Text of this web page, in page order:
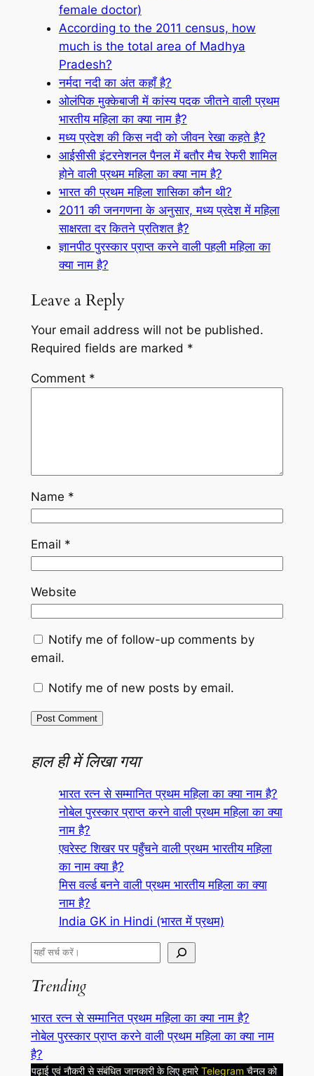
female doctor)
According to the 2011 census, how
much is the total area of Madhya
Pradesh?
नर्मदा नदी का अंत कहाँ है?
ओलंपिक मुक्केबाजी में कांस्य पदक जीतने वाली प्रथम
भारतीय महिला का क्या नाम है?
मध्य प्रदेश की किस नदी को जीवन रेखा कहते है?
आईसीसी इंटरनेशनल पैनल में बतौर मैच रेफरी शामिल
होने वाली प्रथम महिला का क्या नाम है?
भारत की प्रथम महिला शासिका कौन थी?
2011 की जनगणना के अनुसार, मध्य प्रदेश में महिला
साक्षरता दर कितने प्रतिशत है?
ज्ञानपीठ पुरस्कार प्राप्त करने वाली पहली महिला का
क्या नाम है?
Leave a Reply
Your email address will not be published.
Required fields are marked *
Comment *
Name *
Email *
Website
Notify me of follow-up comments by
email.
Notify me of new posts by email.
हाल ही में लिखा गया
भारत रत्न से सम्मानित प्रथम महिला का क्या नाम है?
नोबेल पुरस्कार प्राप्त करने वाली प्रथम महिला का क्या
नाम है?
एवरेस्ट शिखर पर पहुँचने वाली प्रथम भारतीय महिला
का नाम क्या है?
मिस वर्ल्ड बनने वाली प्रथम भारतीय महिला का क्या
नाम है?
India GK in Hindi (भारत में प्रथम)
S
a
c
h
Trending
भारत रत्न से सम्मानित प्रथम महिला का क्या नाम है?
नोबेल पुरस्कार प्राप्त करने वाली प्रथम महिला का क्या नाम
है?
पढ़ाई एवं नौकरी से संबंधित जानकारी के लिए हमारे Telegram चैनल को